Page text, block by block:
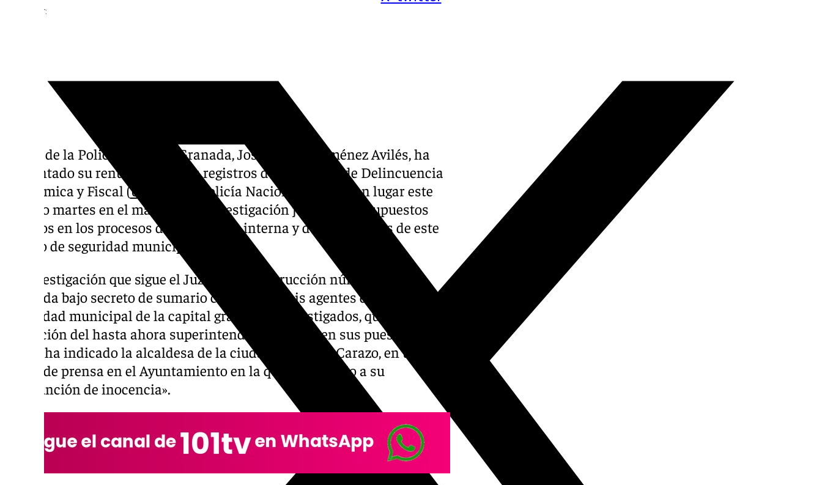
Compartir:
El jefe de la Policía Local de Granada, José Manuel Jiménez Avilés, ha
presentado su renuncia tras los registros de la Unidad de Delincuencia
Económica y Fiscal (Udef
) de la Policía Nacional que tenían lugar este
pasado martes en el marco de la investigación judicial por supuestos
amaños en los procesos de promoción interna y de
oposiciones de este
cuerpo de seguridad municipal.
La investigación que sigue el Juzgado de Instrucción número 4 de
Granada bajo secreto de sumario cuenta con seis agentes del cuerpo de
seguridad municipal de la capital granadina investigados, que, a
excepción del hasta ahora superintendente, siguen en sus puestos,
según ha indicado la alcaldesa de la ciudad, Marifrán Carazo, en una
rueda de prensa en el Ayuntamiento en la que ha apelado a su
«presunción de inocencia».